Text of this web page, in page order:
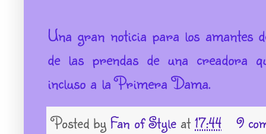
Una gran noticia para los amantes
de las prendas de una creadora
incluso a la Primera Dama.
Posted by Fan of Style at 17:44
9